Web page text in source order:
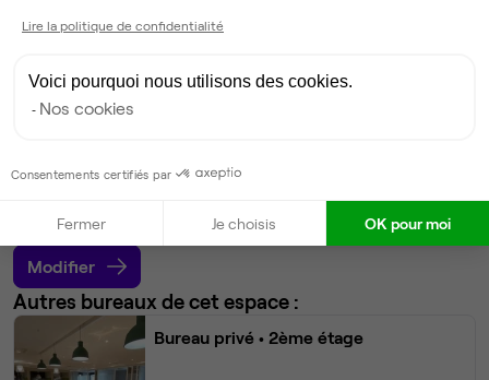
Ma sélection de bureau
postes disponibles
Dispo
Modifier
Autres bureaux de cet espace :
Bureau privé • 2ème étage
Lire la politique de confidentialité
Voici pourquoi nous utilisons des cookies.
Nos cookies
Consentements certifiés par
Fermer Je choisis OK pour moi